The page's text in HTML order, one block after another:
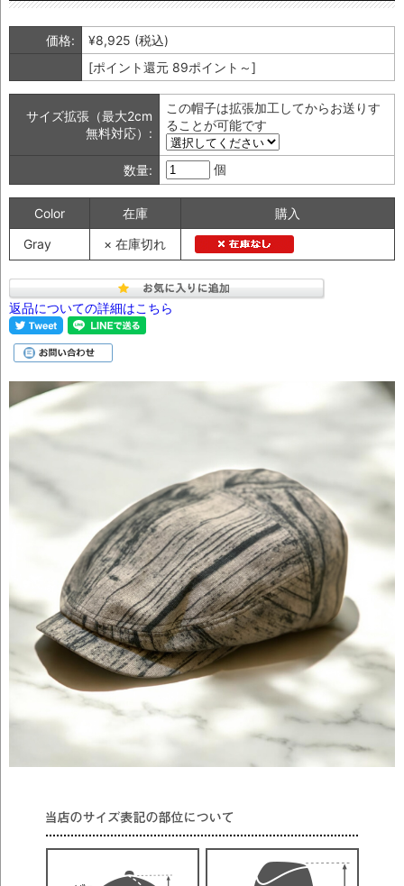
価格: ¥8,925 (税込)
[ポイント還元 89ポイント～]
サイズ拡張（最大2cm
無料対応）:
この帽子は拡張加工してからお送りす
ることが可能です
数量: 個
Color 在庫
購入
Gray
× 在庫切れ
返品についての詳細はこちら